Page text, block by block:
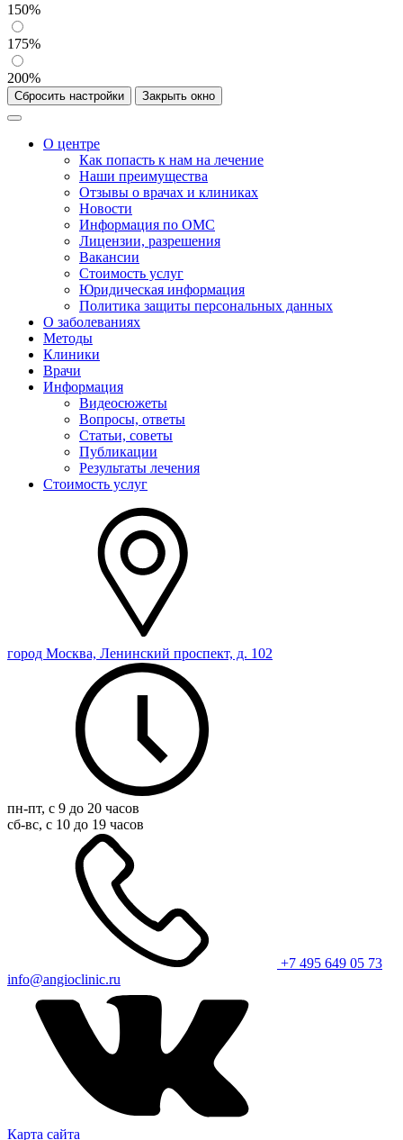
150%
175%
200%
Сбросить настройки Закрыть окно
О центре
Как попасть к нам на лечение
Наши преимущества
Отзывы о врачах и клиниках
Новости
Информация по ОМС
Лицензии, разрешения
Вакансии
Стоимость услуг
Юридическая информация
Политика защиты персональных данных
О заболеваниях
Методы
Клиники
Врачи
Информация
Видеосюжеты
Вопросы, ответы
Статьи, советы
Публикации
Результаты лечения
Стоимость услуг
город Москва, Ленинский проспект, д. 102
пн-пт, с 9 до 20 часов
сб-вс, с 10 до 19 часов
+7 495 649 05 73
info@angioclinic.ru
Карта сайта